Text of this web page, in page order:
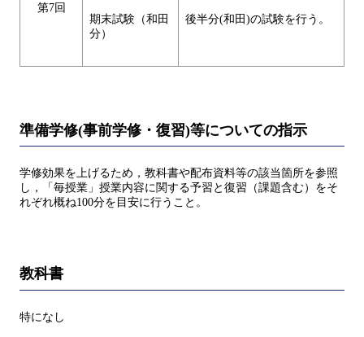
第7回
期末試験（和田
分）
後半分(和田)の試験を行う。
準備学修(事前学修・復習)等についての指示
学修効果を上げるため，教科書や配布資料等の該当箇所を参照
し，「毎授業」授業内容に関する予習と復習（課題含む）をそ
れぞれ概ね100分を目安に行うこと。
教科書
特になし